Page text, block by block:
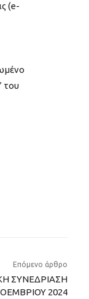
(e-
του
Επόμενο άρθρο
ΣΥΝΕΔΡΙΑΣΗ
2024